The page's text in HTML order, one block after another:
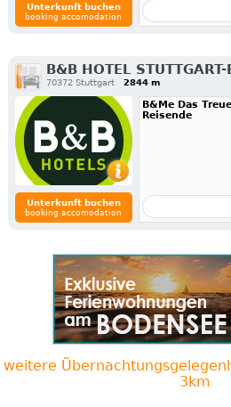
Unterkunft buchen
booking accomodation
B&B HOTEL
70372 Stuttgart 2844 m
Unterkunft buchen
booking accomodation
B&Me Das
Reisende
weitere
3km